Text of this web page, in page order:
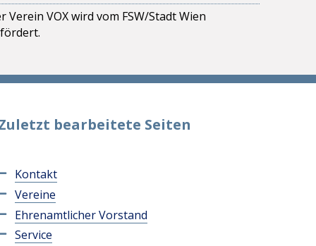
Verein VOX wird vom FSW/Stadt Wien
bearbeitete Seiten
Kontakt
Vereine
Ehrenamtlicher Vorstand
Service